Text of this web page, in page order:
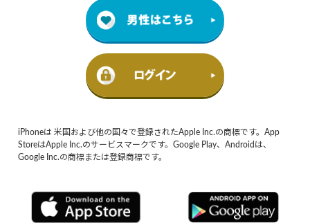
iPhoneは 米国および他の国々で登録されたApple Inc.の商標です。App
StoreはApple Inc.のサービスマークです。Google Play、Androidは、
Google Inc.の商標または登録商標です。